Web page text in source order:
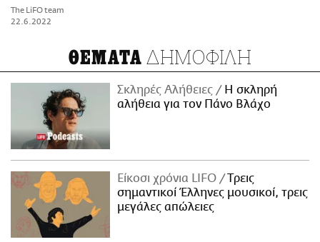
The LiFO team
22.6.2022
ΘΕΜΑΤΑ ΔΗΜΟΦΙΛΗ
Σκληρές Αλήθειες
H σκληρή
αλήθεια για τον Πάνο Βλάχο
Είκοσι χρόνια LIFO
Tρεις
σημαντικοί Έλληνες μουσικοί, τρεις
μεγάλες απώλειες